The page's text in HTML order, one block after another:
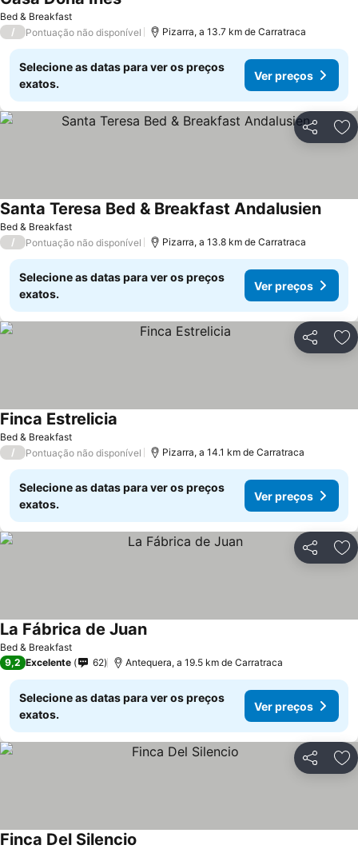
Bed & Breakfast
/ Pontuação não disponível Pizarra, a 13.7 km de Carratraca
Selecione as datas para ver os preços
exatos.
Ver preços
Partilhar
Bed & Breakfast
Santa Teresa Bed & Breakfast Andalusien
/ Pontuação não disponível Pizarra, a 13.8 km de Carratraca
Selecione as datas para ver os preços
exatos.
Ver preços
Partilhar
Bed & Breakfast
Finca Estrelicia
/ Pontuação não disponível Pizarra, a 14.1 km de Carratraca
Selecione as datas para ver os preços
exatos.
Ver preços
Partilhar
Bed & Breakfast
La Fábrica de Juan
9,2 Excelente 62 Antequera, a 19.5 km de Carratraca
Selecione as datas para ver os preços
exatos.
Ver preços
Partilhar
Finca Del Silencio